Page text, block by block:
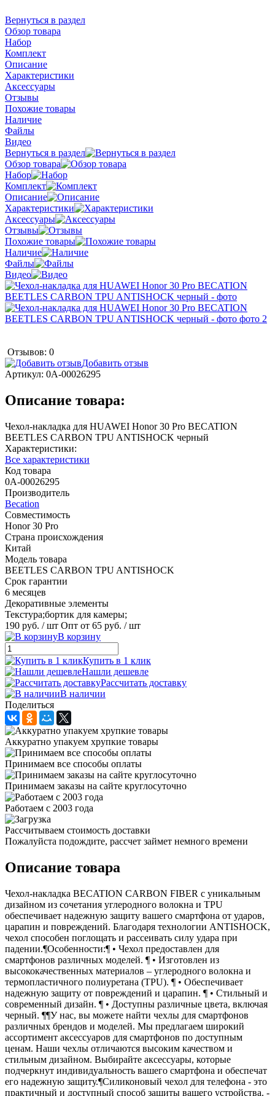
Вернуться в раздел
Обзор товара
Набор
Комплект
Описание
Характеристики
Аксессуары
Отзывы
Похожие товары
Наличие
Файлы
Видео
Вернуться в раздел
Обзор товара
Набор
Комплект
Описание
Характеристики
Аксессуары
Отзывы
Похожие товары
Наличие
Файлы
Видео
Отзывов: 0
Добавить отзыв
Артикул: 0А-00026295
Описание товара:
Чехол-накладка для HUAWEI Honor 30 Pro BECATION
BEETLES CARBON TPU ANTISHOCK черный
Характеристики:
Все характеристики
Код товара
0А-00026295
Производитель
Becation
Совместимость
Honor 30 Pro
Страна происхождения
Китай
Модель товара
BEETLES CARBON TPU ANTISHOCK
Срок гарантии
6 месяцев
Декоративные элементы
Текстура;бортик для камеры;
190 руб. / шт Опт от 65 руб. / шт
В корзину
Купить в 1 клик
Нашли дешевле
Рассчитать доставку
В наличии
Поделиться
Аккуратно упакуем хрупкие товары
Принимаем все способы оплаты
Принимаем заказы на сайте круглосуточно
Работаем с 2003 года
Рассчитываем стоимость доставки
Пожалуйста подождите, рассчет займет немного времени
Описание товара
Чехол-накладка BECATION CARBON FIBER с уникальным
дизайном из сочетания углеродного волокна и TPU
обеспечивает надежную защиту вашего смартфона от ударов,
царапин и повреждений. Благодаря технологии ANTISHOCK,
чехол способен поглощать и рассеивать силу удара при
падении.¶Особенности:¶ • Чехол предоставлен для
смартфонов различных моделей. ¶ • Изготовлен из
высококачественных материалов – углеродного волокна и
термопластичного полиуретана (TPU). ¶ • Обеспечивает
надежную защиту от повреждений и царапин. ¶ • Стильный и
современный дизайн. ¶ • Доступны различные цвета, включая
черный. ¶¶У нас, вы можете найти чехлы для смартфонов
различных брендов и моделей. Мы предлагаем широкий
ассортимент аксессуаров для смартфонов по доступным
ценам. Наши чехлы отличаются высоким качеством и
стильным дизайном. Выбирайте аксессуары, которые
подчеркнут индивидуальность вашего смартфона и обеспечат
его надежную защиту.¶Силиконовый чехол для телефона - это
практичный и доступный способ защиты вашего устройства. -